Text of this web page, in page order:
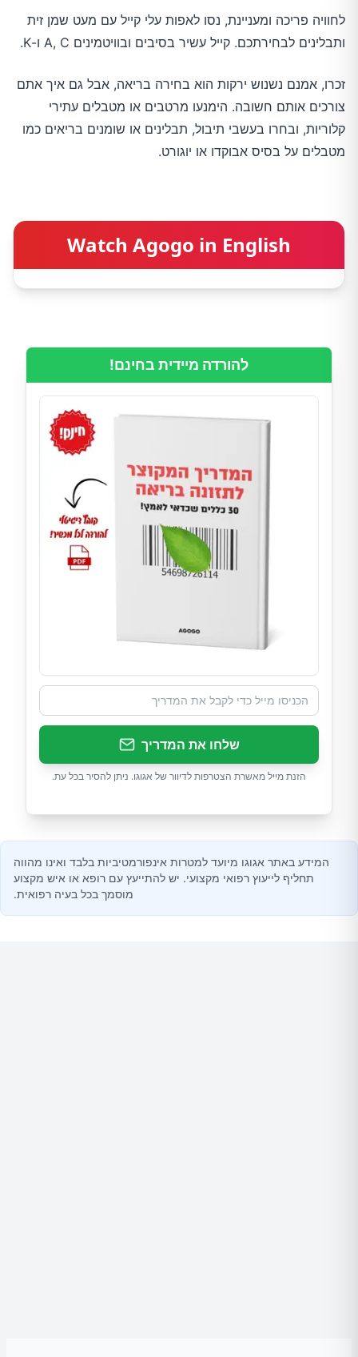
לחוויה פריכה ומעניינת, נסו לאפות עלי קייל עם מעט שמן זית
ותבלינים לבחירתכם. קייל עשיר בסיבים ובוויטמינים A, C ו-K.
זכרו, אמנם נשנוש ירקות הוא בחירה בריאה, אבל גם איך אתם
צורכים אותם חשובה. הימנעו מרטבים או מטבלים עתירי
קלוריות, ובחרו בעשבי תיבול, תבלינים או שומנים בריאים כמו
מטבלים על בסיס אבוקדו או יוגורט.
Watch Agogo in English
להורדה מיידית בחינם!
שלחו את המדריך
הזנת מייל מאשרת הצטרפות לדיוור של אגוגו. ניתן להסיר בכל עת.
המידע באתר אגוגו מיועד למטרות אינפורמטיביות בלבד ואינו מהווה
תחליף לייעוץ רפואי מקצועי. יש להתייעץ עם רופא או איש מקצוע
מוסמך בכל בעיה רפואית.